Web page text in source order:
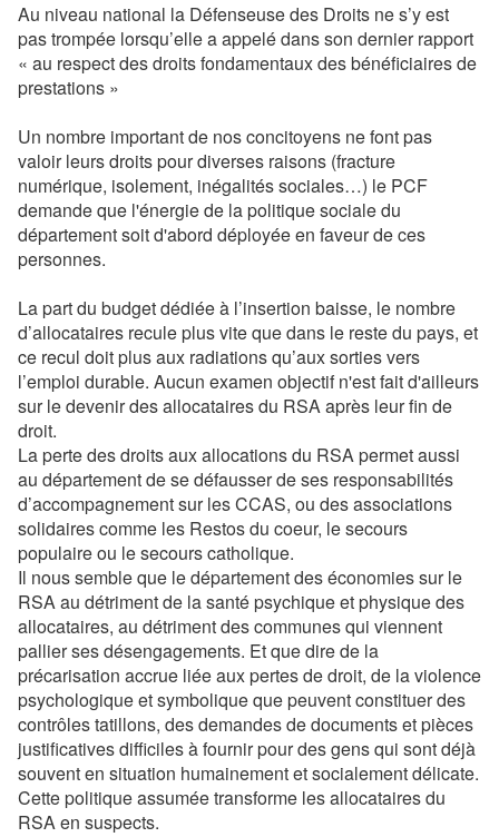
Au niveau national la Défenseuse des Droits ne s’y est
pas trompée lorsqu’elle a appelé dans son dernier rapport
« au respect des droits fondamentaux des bénéficiaires de
prestations »
Un nombre important de nos concitoyens ne font pas
valoir leurs droits pour diverses raisons (fracture
numérique, isolement, inégalités sociales…) le PCF
demande que l'énergie de la politique sociale du
département soit d'abord déployée en faveur de ces
personnes.
La part du budget dédiée à l’insertion baisse, le nombre
d’allocataires recule plus vite que dans le reste du pays, et
ce recul doit plus aux radiations qu’aux sorties vers
l’emploi durable. Aucun examen objectif n'est fait d'ailleurs
sur le devenir des allocataires du RSA après leur fin de
droit.
La perte des droits aux allocations du RSA permet aussi
au département de se défausser de ses responsabilités
d’accompagnement sur les CCAS, ou des associations
solidaires comme les Restos du coeur, le secours
populaire ou le secours catholique.
Il nous semble que le département des économies sur le
RSA au détriment de la santé psychique et physique des
allocataires, au détriment des communes qui viennent
pallier ses désengagements. Et que dire de la
précarisation accrue liée aux pertes de droit, de la violence
psychologique et symbolique que peuvent constituer des
contrôles tatillons, des demandes de documents et pièces
justificatives difficiles à fournir pour des gens qui sont déjà
souvent en situation humainement et socialement délicate.
Cette politique assumée transforme les allocataires du
RSA en suspects.